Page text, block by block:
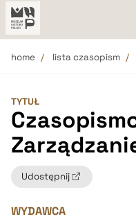
home lista czasopism
TYTUŁ
Udostępnij
WYDAWCA